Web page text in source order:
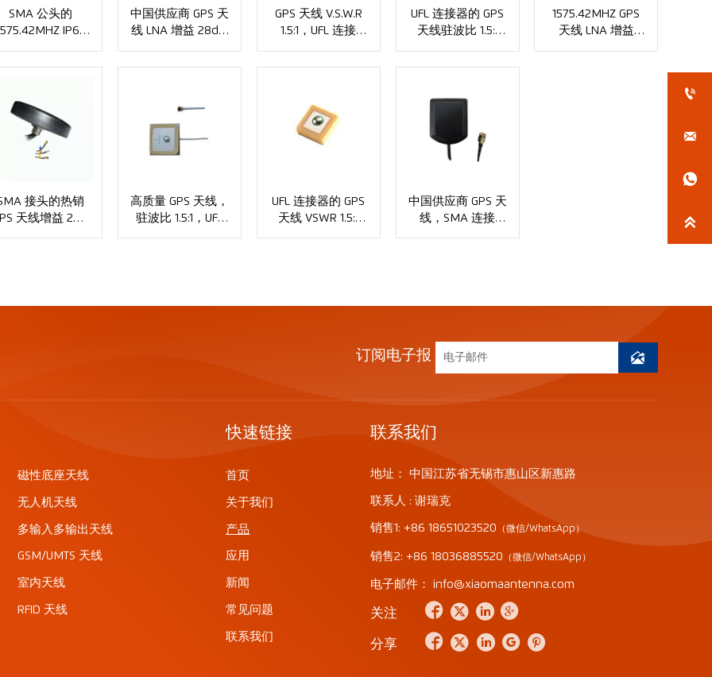
SMA 公头的
IP67
XMR-AC0110
中国供应商 GPS 天
线 LNA 增益 28dbi
头 XMR-AC0131
GPS 天线 V.S.W.R
1.5:1，UFL 连接
XMR-AC0133
UFL 连接器的 GPS
天线驻波比 1.5:1
1575.42MHZ GPS
天线 LNA 增益
接头的热销
天线增益 2dBi
高质量 GPS 天线，
驻波比 1.5:1，UFL
UFL 连接器的 GPS
天线 VSWR 1.5:1
中国供应商 GPS 天
线，SMA 连接
订阅电子报 
磁性底座天线
无人机天线
多输入多输出天线
GSM/UMTS 天线
室内天线
RFID 天线
快速链接
首页
关于我们
产品
应用
新闻
常见问题
联系我们
联系我们
地址： 中国江苏省无锡市惠山区新惠路
联系人 : 谢瑞克
销售1: +86 18651023520 （微信/WhatsApp）
销售2: +86 18036885520 （微信/WhatsApp）
电子邮件： info@xiaomaantenna.com
关注    
分享     



